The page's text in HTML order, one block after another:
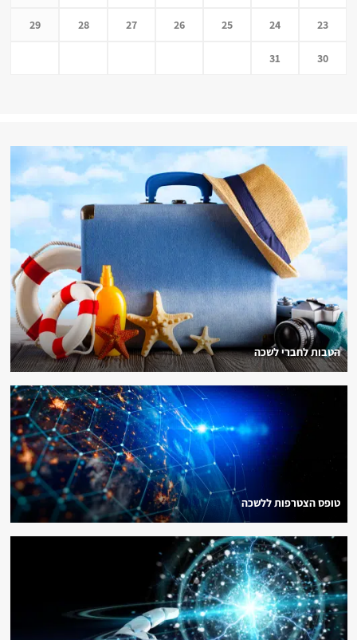
23
24
25
26
27
28
29
30
31
הטבות לחברי לשכה
טופס הצטרפות ללשכה